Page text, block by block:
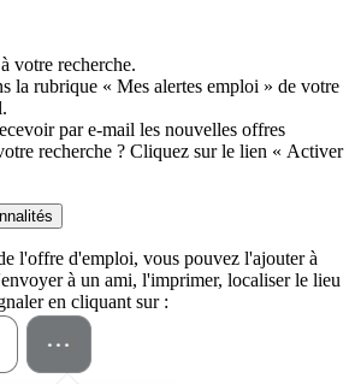
votre recherche.
la rubrique « Mes alertes emploi » de votre
par e-mail les nouvelles offres
recherche ? Cliquez sur le lien « Activer
l'offre d'emploi, vous pouvez l'ajouter à
à un ami, l'imprimer, localiser le lieu
en cliquant sur :